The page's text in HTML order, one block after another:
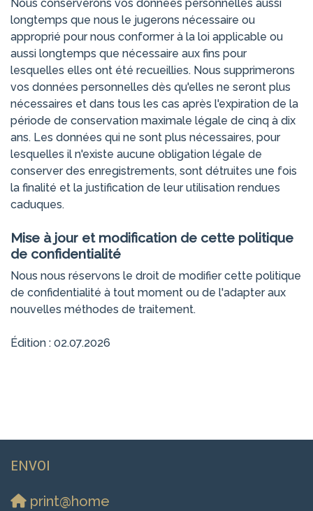
Nous conserverons vos données personnelles aussi
longtemps que nous le jugerons nécessaire ou
approprié pour nous conformer à la loi applicable ou
aussi longtemps que nécessaire aux fins pour
lesquelles elles ont été recueillies. Nous supprimerons
vos données personnelles dès qu'elles ne seront plus
nécessaires et dans tous les cas après l'expiration de la
période de conservation maximale légale de cinq à dix
ans. Les données qui ne sont plus nécessaires, pour
lesquelles il n'existe aucune obligation légale de
conserver des enregistrements, sont détruites une fois
la finalité et la justification de leur utilisation rendues
caduques.
Mise à jour et modification de cette politique
de confidentialité
Nous nous réservons le droit de modifier cette politique
de confidentialité à tout moment ou de l'adapter aux
nouvelles méthodes de traitement.
Édition : 02.07.2026
ENVOI
print@home